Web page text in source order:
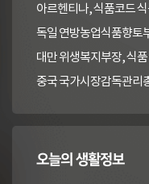
오늘의 생활정보